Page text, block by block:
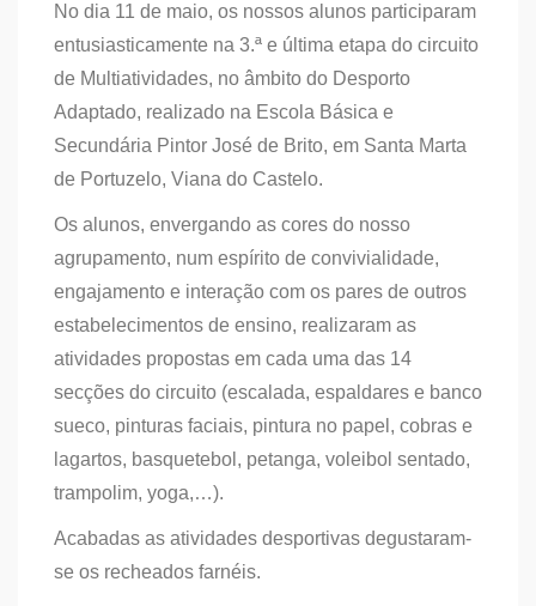
No dia 11 de maio, os nossos alunos participaram
entusiasticamente na 3.ª e última etapa do circuito
de Multiatividades, no âmbito do Desporto
Adaptado, realizado na Escola Básica e
Secundária Pintor José de Brito, em Santa Marta
de Portuzelo, Viana do Castelo.
Os alunos, envergando as cores do nosso
agrupamento, num espírito de convivialidade,
engajamento e interação com os pares de outros
estabelecimentos de ensino, realizaram as
atividades propostas em cada uma das 14
secções do circuito (escalada, espaldares e banco
sueco, pinturas faciais, pintura no papel, cobras e
lagartos, basquetebol, petanga, voleibol sentado,
trampolim, yoga,…).
Acabadas as atividades desportivas degustaram-
se os recheados farnéis.